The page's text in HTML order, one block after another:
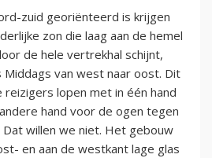
zuid georiënteerd is krijgen
zon die laag aan de hemel
de hele vertrekhal schijnt,
Middags van west naar oost. Dit
lopen met in één hand
hand voor de ogen tegen
willen we niet. Het gebouw
en aan de westkant lage glas